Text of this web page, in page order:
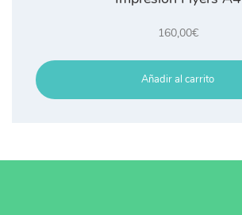
160,00€
Añadir al carrito